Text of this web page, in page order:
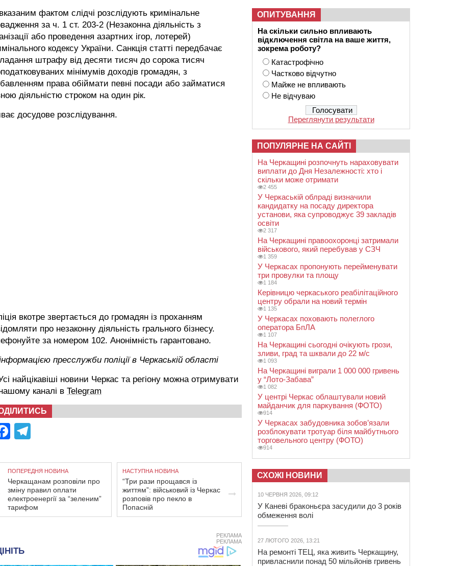
фактом слідчі розслідують кримінальне
за ч. 1 ст. 203-2 (Незаконна діяльність з
або проведення азартних ігор, лотерей)
кодексу України. Санкція статті передбачає
штрафу від десяти тисяч до сорока тисяч
мінімумів доходів громадян, з
права обіймати певні посади або займатися
діяльністю строком на один рік.
досудове розслідування.
вкотре звертається до громадян із проханням
про незаконну діяльність грального бізнесу.
за номером 102. Анонімність гарантовано.
пресслужби поліції в Черкаській області
найцікавіші новини Черкас та регіону можна отримувати
каналі в Telegram
Facebook
ПОПЕРЕДНЯ НОВИНА
Черкащанам розповіли про
зміну правил оплати
електроенергії за “зеленим”
тарифом
НАСТУПНА НОВИНА
“Три рази прощався із
життям”: військовий із Черкас
розповів про пекло в
Попасній
РЕКЛАМА
РЕКЛАМА
ОПИТУВАННЯ
На скільки сильно впливають
відключення світла на ваше життя,
зокрема роботу?
Катастрофічно
Частково відчутно
Майже не впливають
Не відчуваю
Переглянути результати
ПОПУЛЯРНЕ НА САЙТІ
На Черкащині розпочнуть нараховувати
виплати до Дня Незалежності: хто і
скільки може отримати
2 455
У Черкаській облраді визначили
кандидатку на посаду директора
установи, яка супроводжує 39 закладів
освіти
2 317
На Черкащині правоохоронці затримали
військового, який перебував у СЗЧ
1 359
У Черкасах пропонують перейменувати
три провулки та площу
1 184
Керівницю черкаського реабілітаційного
центру обрали на новий термін
1 135
У Черкасах поховають полеглого
оператора БпЛА
1 107
На Черкащині сьогодні очікують грози,
зливи, град та шквали до 22 м/с
1 093
На Черкащині виграли 1 000 000 гривень
у “Лото-Забава”
1 082
У центрі Черкас облаштували новий
майданчик для паркування (ФОТО)
914
У Черкасах забудовника зобов’язали
розблокувати тротуар біля майбутнього
торговельного центру (ФОТО)
914
СХОЖІ НОВИНИ
10 ЧЕРВНЯ 2026, 09:12
У Каневі браконьєра засудили до 3 років
обмеження волі
27 ЛЮТОГО 2026, 13:21
На ремонті ТЕЦ, яка живить Черкащину,
привласнили понад 50 мільйонів гривень